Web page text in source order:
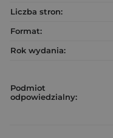
Liczba stron:
Format:
Rok wydania:
Podmiot
odpowiedzialny: